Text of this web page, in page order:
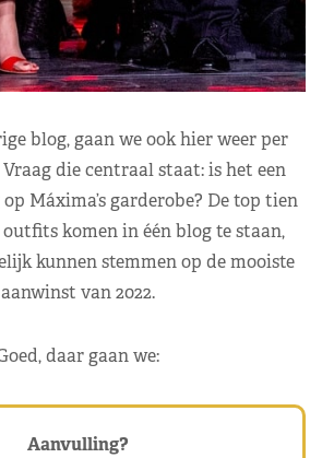
blog, gaan we ook hier weer per
die centraal staat: is het een
Máxima’s garderobe? De top tien
komen in één blog te staan,
kunnen stemmen op de mooiste
aanwinst van 2022.
daar gaan we:
Aanvulling?